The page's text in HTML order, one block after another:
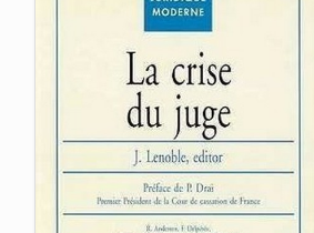
La procédure en tous
ses états - Mélanges
en l'honneur de Jean
Buffet